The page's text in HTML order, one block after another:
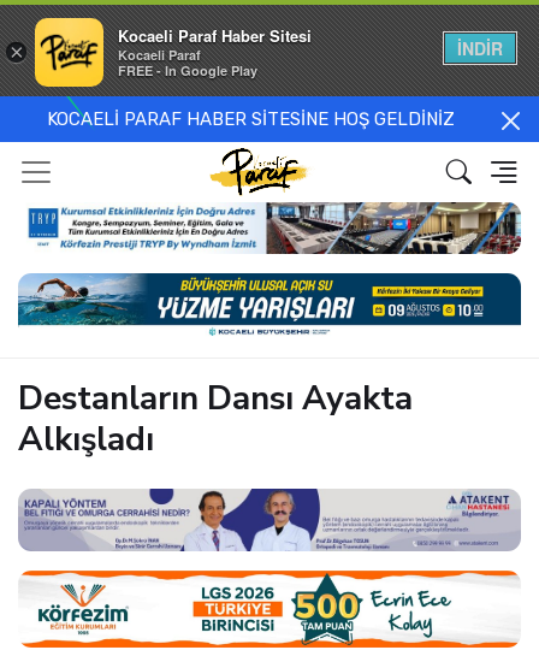
KOCAELİ PARAF HABER SİTESİNE HOŞ GELDİNİZ
Destanların Dansı Ayakta
Alkışladı
×
Kocaeli Paraf Haber Sitesi
Kocaeli Paraf
FREE - In Google Play
İNDİR